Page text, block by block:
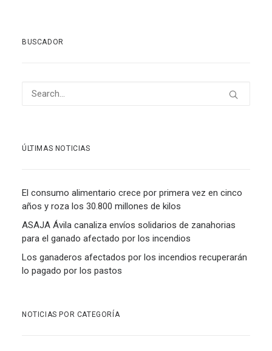
BUSCADOR
ÚLTIMAS NOTICIAS
El consumo alimentario crece por primera vez en cinco
años y roza los 30.800 millones de kilos
ASAJA Ávila canaliza envíos solidarios de zanahorias
para el ganado afectado por los incendios
Los ganaderos afectados por los incendios recuperarán
lo pagado por los pastos
NOTICIAS POR CATEGORÍA